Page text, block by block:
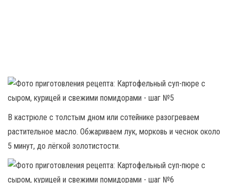
В кастрюле с толстым дном или сотейнике разогреваем
растительное масло. Обжариваем лук, морковь и чеснок около
5 минут, до лёгкой золотистости.